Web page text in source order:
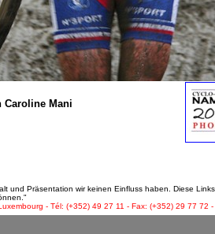
Caroline Mani
und Präsentation wir keinen Einfluss haben. Diese
- Tél: (+352) 49 27 11 - Fax: (+352) 29 77 72 -